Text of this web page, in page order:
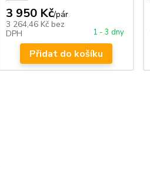
3 950 Kč/pár
3 264,46 Kč bez
DPH
1 - 3 dny
Přidat do košíku